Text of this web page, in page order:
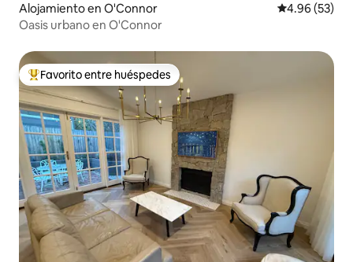
Alojamiento en O'Connor Calificación
4.96 (53)
Oasis urbano en O'Connor
Favorito entre huéspedes preferido
Favorito entre huéspedes